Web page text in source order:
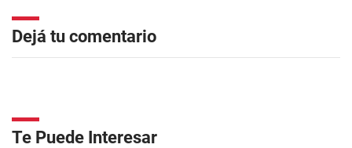
Dejá tu comentario
Te Puede Interesar